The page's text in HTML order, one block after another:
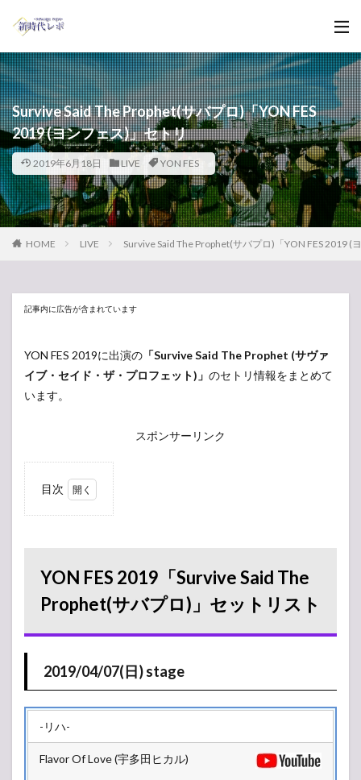
Survive Said The Prophet(サバプロ)「YON FES
2019 (ヨンフェス)」セトリ
2019年6月18日 LIVE YON FES
HOME LIVE Survive Said The Prophet(サバプロ)「YON FES 2019 (
記事内に広告が含まれています
YON FES 2019に出演の 「Survive Said The Prophet (サヴァ
イブ・セイド・ザ・プロフェット)」 のセトリ情報をまとめて
います。
スポンサーリンク
目次
プロ)」セット
リスト
1.1
stage
2
2019/04/06(土)
STAGE
YON FES 2019「Survive Said The
Prophet(サバプロ)」セットリスト
2019/04/07(日) stage
-リハ-
Flavor Of Love (宇多田ヒカル)